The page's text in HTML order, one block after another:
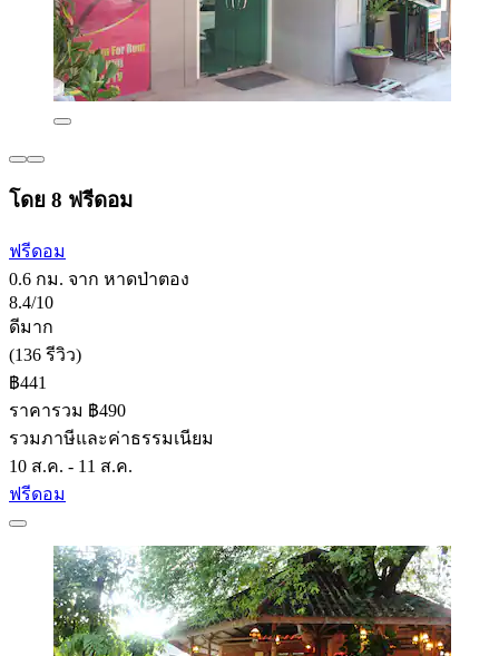
โดย 8 ฟรีดอม
ฟรีดอม
0.6 กม. จาก หาดป่าตอง
8.4/10
ดีมาก
(136 รีวิว)
฿441
ราคารวม ฿490
รวมภาษีและค่าธรรมเนียม
10 ส.ค. - 11 ส.ค.
ฟรีดอม